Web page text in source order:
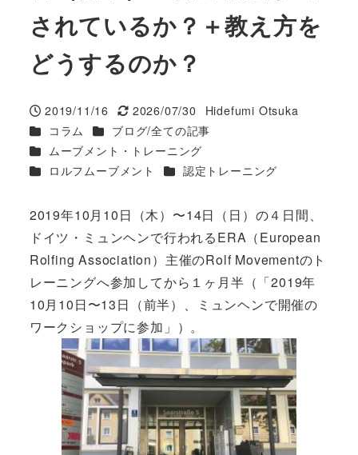
されているか？＋教え方を
どうするのか？
投稿日
2019/11/16
更新日
2026/07/30
著
者
Hidefumi Otsuka
カテゴリー
コラム カテゴリー
ブログ/全ての記事
カテゴリー
ムーブメント・トレーニング
カテゴリー
ロルフムーブメント カテゴリー
認定トレーニング
2019年10月10日（木）〜14日（日）の４日間、
ドイツ・ミュンヘンで行われるERA（European
Rolfing Association）主催のRolf Movementのト
レーニングへ参加してから１ヶ月半（「2019年
10月10日〜13日（前半）、ミュンヘンで開催の
ワークショップに参加 」）。